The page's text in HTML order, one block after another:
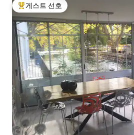
상위 게스트 선호
게스트 선호